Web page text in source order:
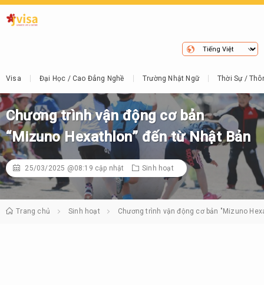
Visa Đại Học / Cao Đẳng Nghề Trường Nhật Ngữ Thời Sự /
Chương trình vận động cơ bản
“Mizuno Hexathlon” đến từ Nhật Bản
25/03/2025 @08:19 cập nhật Sinh hoạt
Trang chủ Sinh hoạt Chương trình vận động cơ bản "Mizuno